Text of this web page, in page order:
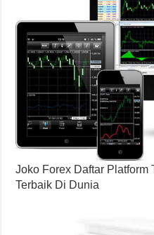
Joko Forex Daftar Platform
Terbaik Di Dunia